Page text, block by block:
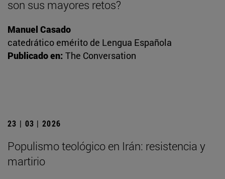
son sus mayores retos?
Manuel Casado
catedrático emérito de Lengua Española
Publicado en: The Conversation
23 | 03 | 2026
Populismo teológico en Irán: resistencia y
martirio